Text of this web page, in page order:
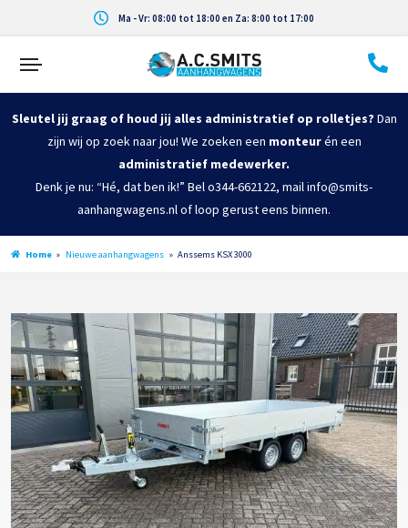
Ma - Vr: 08:00 tot 18:00 en Za: 8:00 tot 17:00
Sleutel jij graag of houd jij alles administratief op rolletjes? Dan
zijn wij op zoek naar jou! We zoeken een monteurén een
administratief medewerker.
Denk je nu: “Hé, dat ben ik!” Bel o344-662122, mail info@smits-
aanhangwagens.nl of loop gerust eens binnen.
Home » Nieuwe aanhangwagens » Anssems KSX 3000